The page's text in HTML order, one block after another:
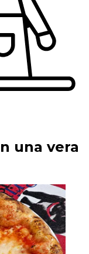
una vera